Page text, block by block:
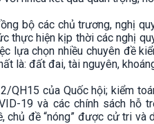
bộ các chủ trương, nghị
thực hiện kịp thời các nghị
lựa chọn nhiều chuyên đề
là: đất đai, tài nguyên,
của Quốc hội; kiểm
19 và các chính sách hỗ
chủ đề “nóng” được cử tri và